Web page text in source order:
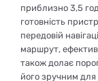
приблизно 3,5
готовність
передовій
маршрут,
також долає
його зручним для